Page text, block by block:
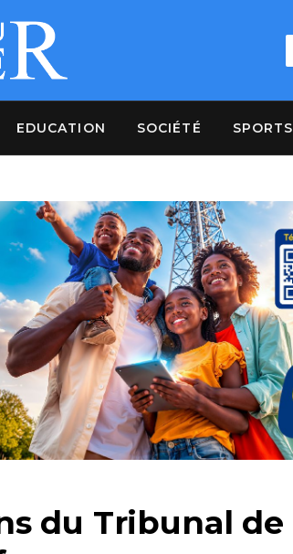
EDUCATION SOCIÉTÉ SPORTS
du Tribunal de